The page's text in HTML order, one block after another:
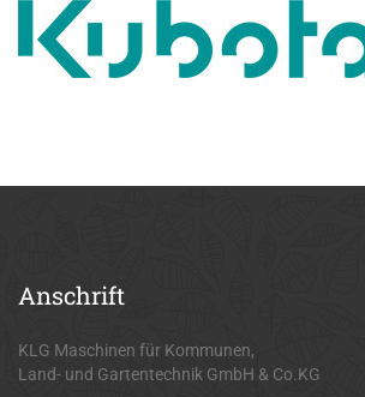
Anschrift
KLG Maschinen für Kommunen,
Land- und Gartentechnik GmbH & Co.KG